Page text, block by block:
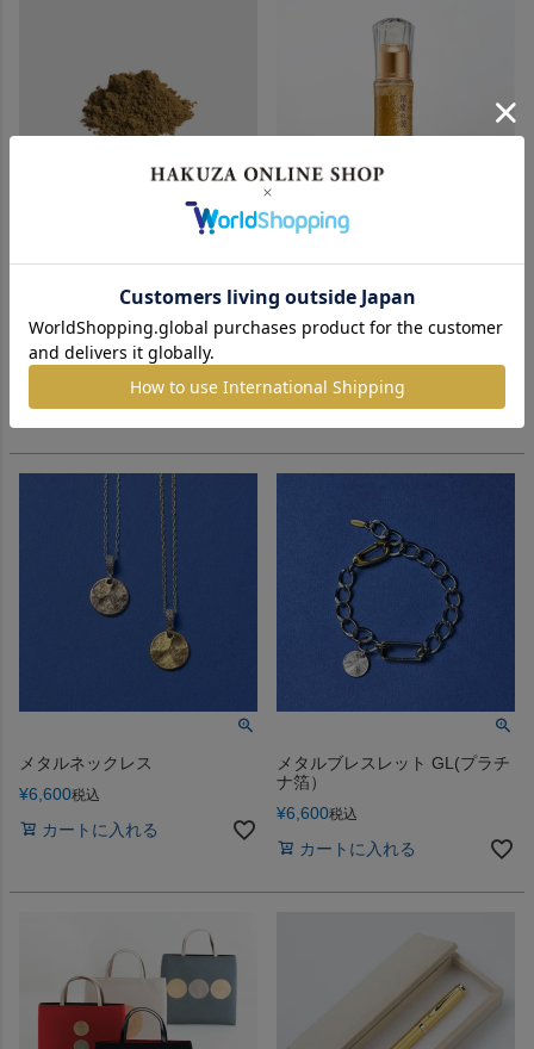
詳細を見る
エッセンス（美容液）
おすすめ
詳細を見る
メタルネックレス
¥6,600税込
カートに入れる
メタルブレスレット GL(プラチ
ナ箔）
¥6,600税込
カートに入れる